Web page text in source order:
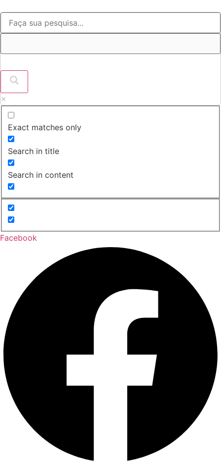
para
o
Exact matches only
Search in title
Search in content
Facebook